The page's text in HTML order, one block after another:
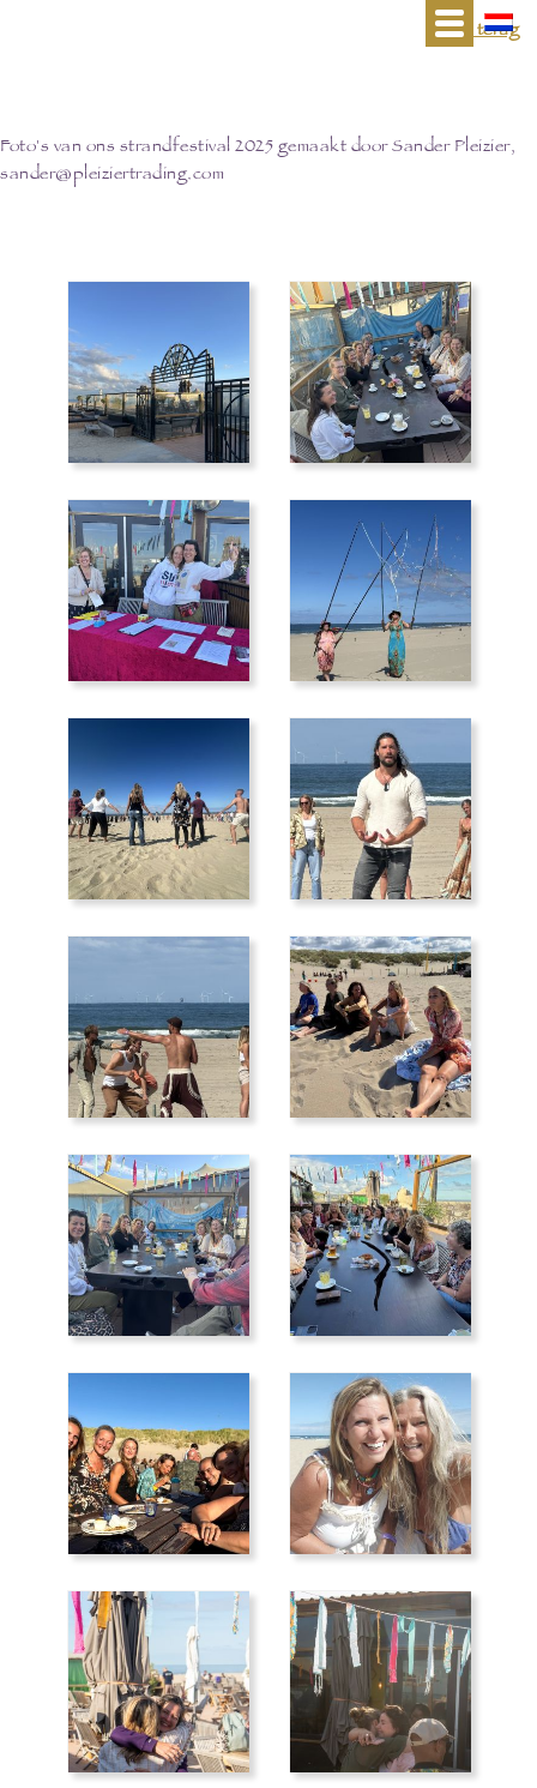
« terug
Foto's van ons strandfestival 2025 gemaakt door Sander Pleizier,
sander@pleiziertrading.com